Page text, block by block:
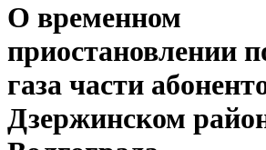
О временном
приостановлении
газа части
Дзержинском